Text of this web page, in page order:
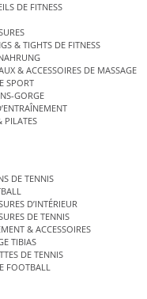
DE FITNESS
& TIGHTS DE FITNESS
& ACCESSOIRES DE MASSAGE
SPORT
GORGE
PILATES
DE TENNIS
D’INTÉRIEUR
DE TENNIS
& ACCESSOIRES
TIBIAS
DE TENNIS
FOOTBALL